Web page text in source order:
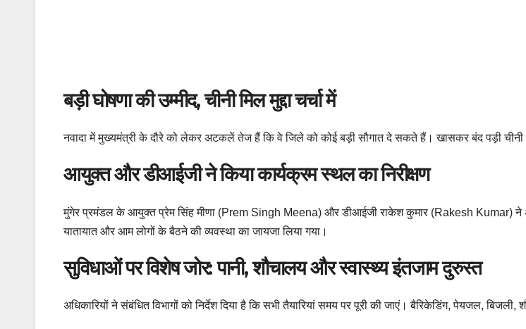
बड़ी घोषणा की उम्मीद, चीनी मिल मुद्दा चर्चा में
नवादा में मुख्यमंत्री के दौरे को लेकर अटकलें तेज हैं कि वे जिले को कोई बड़ी सौगात दे सकते हैं। खासकर बंद पड़ी चीनी
आयुक्त और डीआईजी ने किया कार्यक्रम स्थल का निरीक्षण
मुंगेर प्रमंडल के आयुक्त प्रेम सिंह मीणा (Prem Singh Meena) और डीआईजी राकेश कुमार (Rakesh Kumar) ने
यातायात और आम लोगों के बैठने की व्यवस्था का जायजा लिया गया।
सुविधाओं पर विशेष जोर: पानी, शौचालय और स्वास्थ्य इंतजाम दुरुस्त
अधिकारियों ने संबंधित विभागों को निर्देश दिया है कि सभी तैयारियां समय पर पूरी की जाएं। बैरिकेडिंग, पेयजल,